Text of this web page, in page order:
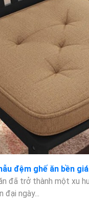
đệm ghế ăn bền
đã trở thành một xu
đại ngày...